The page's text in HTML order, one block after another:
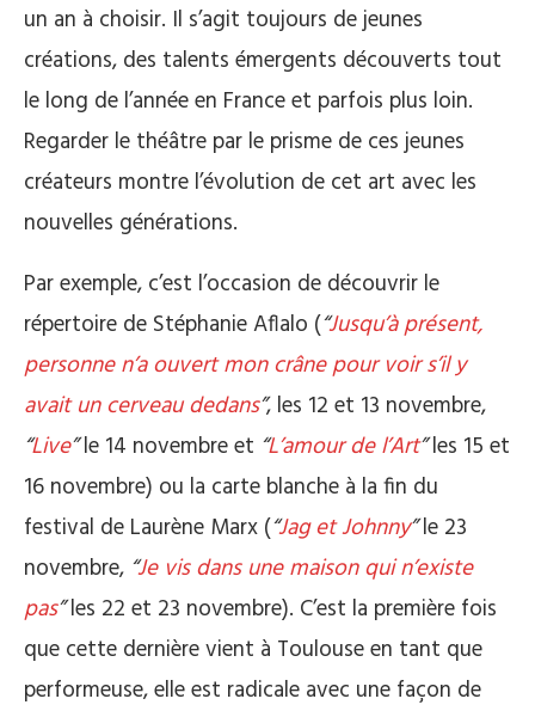
un an à choisir. Il s’agit toujours de jeunes
créations, des talents émergents découverts tout
le long de l’année en France et parfois plus loin.
Regarder le théâtre par le prisme de ces jeunes
créateurs montre l’évolution de cet art avec les
nouvelles générations.
Par exemple, c’est l’occasion de découvrir le
répertoire de Stéphanie Aflalo (“Jusqu’à présent,
personne n’a ouvert mon crâne pour voir s’il y
avait un cerveau dedans”, les 12 et 13 novembre,
“Live”le 14 novembre et “L’amour de l’Art”les 15 et
16 novembre) ou la carte blanche à la fin du
festival de Laurène Marx (“Jag et Johnny”le 23
novembre, “Je vis dans une maison qui n’existe
pas”les 22 et 23 novembre). C’est la première fois
que cette dernière vient à Toulouse en tant que
performeuse, elle est radicale avec une façon de